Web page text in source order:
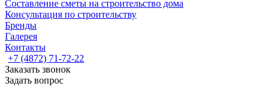
Составление сметы на строительство дома
Консультация по строительству
Бренды
Галерея
Контакты
+7 (4872) 71-72-22
Заказать звонок
Задать вопрос